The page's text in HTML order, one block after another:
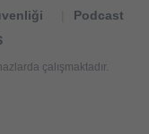
Podcast
çalışmaktadır.